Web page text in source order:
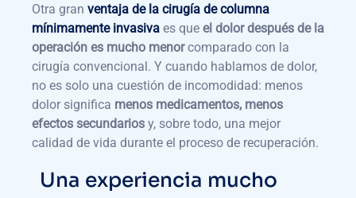
Otra gran ventaja de la cirugía de columna
mínimamente invasiva es que el dolor después de la
operación es mucho menorcomparado con la
cirugía convencional. Y cuando hablamos de dolor,
no es solo una cuestión de incomodidad: menos
dolor significa menos medicamentos, menos
efectos secundarios y, sobre todo, una mejor
calidad de vida durante el proceso de recuperación.
Una experiencia mucho